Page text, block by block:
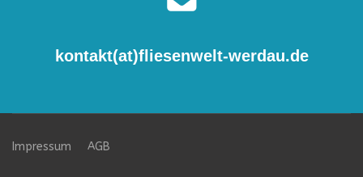
kontakt(at)fliesenwelt-werdau.de
Impressum AGB